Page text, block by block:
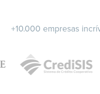
+10.000 empresas